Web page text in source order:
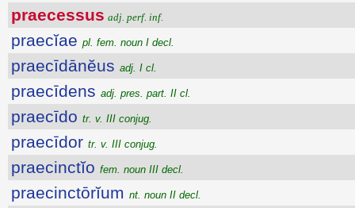
praecessus adj. perf. inf.
praecĭae pl. fem. noun I decl.
praecīdānĕus adj. I cl.
praecīdens adj. pres. part. II cl.
praecīdo tr. v. III conjug.
praecīdor tr. v. III conjug.
praecinctĭo fem. noun III decl.
praecinctōrĭum nt. noun II decl.